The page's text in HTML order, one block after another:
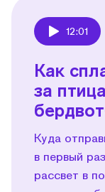
12:01
Как
за
Куда
в первый
рассвет в